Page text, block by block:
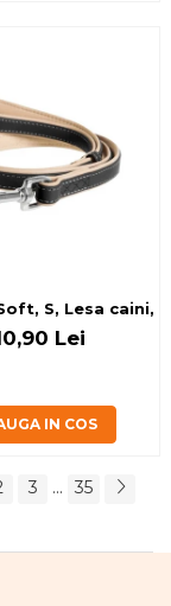
l
S, Lesa caini,
Lei
IN COS
3 ... 35